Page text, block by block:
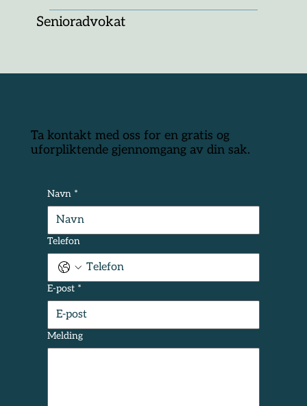
Senioradvokat
Ta kontakt med oss for en gratis og
uforpliktende gjennomgang av din sak.
Navn *
Telefon
E-post *
Melding